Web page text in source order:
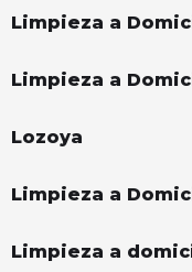
Limpieza a
Limpieza a
Lozoya
Limpieza a
Limpieza a